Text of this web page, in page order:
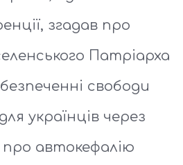
згадав про
Патріарха
свободи
українців через
автокефалію